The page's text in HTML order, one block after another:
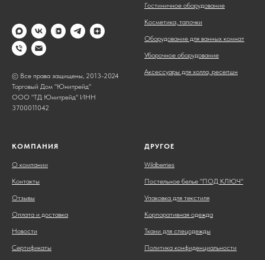
© Все права защищены, 2013-2024
Торговый Дом "Юнитрейд"
ООО "ТД Юнитрейд" ИНН
3700011042
Гостиничное оборудование
Косметика, тапочки
Оборудование для ванных комнат
Уборочное оборудование
Аксессуары для холла, ресепшн
КОМПАНИЯ
О компании
Контакты
Отзывы
Оплата и доставка
Новости
Сертификаты
ДРУГОЕ
Wildberries
Постельное белье "ПОД КЛЮЧ"
Упаковка для текстиля
Корпоративная одежда
Ткани для спецодежды
Политика конфиденциальности